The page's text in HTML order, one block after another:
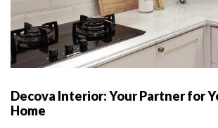
Decova Interior: Your Partner for
Home